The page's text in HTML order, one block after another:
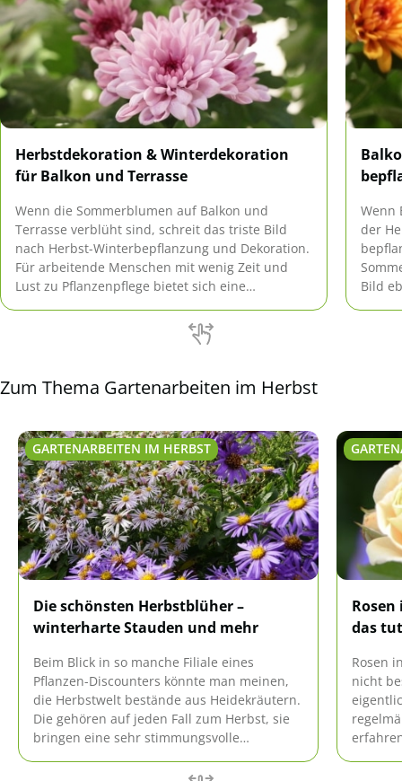
Herbstdekoration & Winterdekoration
für Balkon und Terrasse
Wenn die Sommerblumen auf Balkon und
Terrasse verblüht sind, schreit das triste Bild
nach Herbst-Winterbepflanzung und Dekoration.
Für arbeitende Menschen mit wenig Zeit und
Lust zu Pflanzenpflege bietet sich eine
Herbst- und Winterdekoration (und
Frühlings-/Sommer-Dekoration) immer wieder
Wenn
der
Bild
Zum Thema Gartenarbeiten im Herbst
GARTENARBEITEN IM HERBST
Die schönsten Herbstblüher –
winterharte Stauden und mehr
Beim Blick in so manche Filiale eines
Pflanzen-Discounters könnte man meinen,
die Herbstwelt bestände aus Heidekräutern.
Die gehören auf jeden Fall zum Herbst, sie
bringen eine sehr stimmungsvolle
zu bieten. Zum Beispiel ausdauernde
das
Rosen
nicht